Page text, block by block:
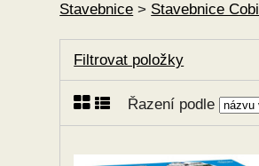
Stavebnice > Stavebnice Cobi
Filtrovat položky
Řazení podle